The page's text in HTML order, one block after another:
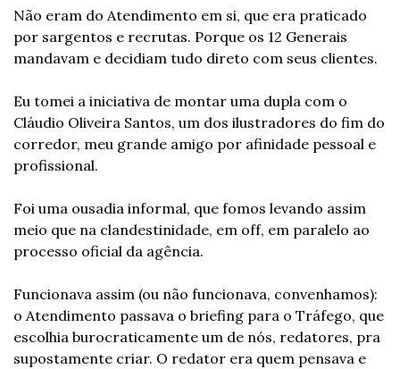
Não eram do Atendimento em si, que era praticado
por sargentos e recrutas. Porque os 12 Generais
mandavam e decidiam tudo direto com seus clientes.
Eu tomei a iniciativa de montar uma dupla com o
Cláudio Oliveira Santos, um dos ilustradores do fim do
corredor, meu grande amigo por afinidade pessoal e
profissional.
Foi uma ousadia informal, que fomos levando assim
meio que na clandestinidade, em off, em paralelo ao
processo oficial da agência.
Funcionava assim (ou não funcionava, convenhamos):
o Atendimento passava o briefing para o Tráfego, que
escolhia burocraticamente um de nós, redatores, pra
supostamente criar. O redator era quem pensava e